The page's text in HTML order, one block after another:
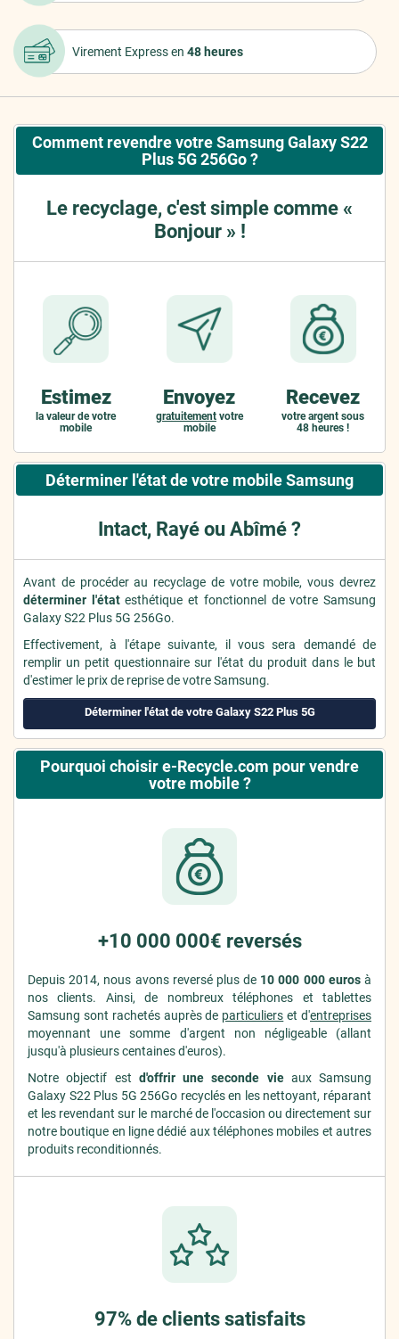
Virement Expressen 48 heures
Comment revendre votre Samsung Galaxy S22
Plus 5G 256Go ?
Le recyclage, c'est simple comme «
Bonjour » !
Estimez
la valeur de votre
mobile
Envoyez
gratuitementvotre
mobile
Recevez
votre argent sous
48 heures !
Déterminer l'état de votre mobile Samsung
Intact, Rayé ou Abîmé ?
Avant de procéder au recyclage de votre mobile, vous devrez
déterminer l'étatesthétique et fonctionnel de votre Samsung
Galaxy S22 Plus 5G 256Go.
Effectivement, à l'étape suivante, il vous sera demandé de
remplir un petit questionnaire sur l'état du produit dans le but
d'estimer le prix de reprise de votre Samsung.
Déterminer l'état de votre Galaxy S22 Plus 5G
Pourquoi choisir e-Recycle.com pour vendre
votre mobile ?
+10 000 000€ reversés
Depuis 2014, nous avons reversé plus de 10 000 000 eurosà
nos clients. Ainsi, de nombreux téléphones et tablettes
Samsung sont rachetés auprès de particuliers et d'entreprises
moyennant une somme d'argent non négligeable (allant
jusqu'à plusieurs centaines d'euros).
Notre objectif est d'offrir une seconde vieaux Samsung
Galaxy S22 Plus 5G 256Go recyclés en les nettoyant, réparant
et les revendant sur le marché de l'occasion ou directement sur
notre boutique en ligne dédié aux téléphones mobiles et autres
produits reconditionnés.
97% de clients satisfaits